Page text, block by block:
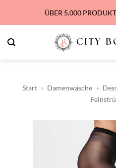
springen
ÜBER 5.000
Start » Damenwäsche »